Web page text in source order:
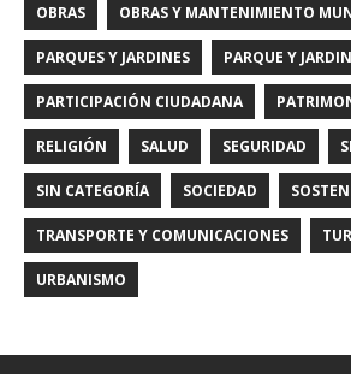
OBRAS OBRAS Y MANTENIMIENTO
PARQUES Y JARDINES PARQUE Y
PARTICIPACIÓN CIUDADANA
RELIGIÓN SALUD SEGURIDAD
SIN CATEGORÍA SOCIEDAD
TRANSPORTE Y COMUNICACIONES
URBANISMO